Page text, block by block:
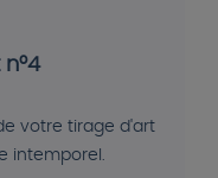
votre tirage d'art
intemporel.